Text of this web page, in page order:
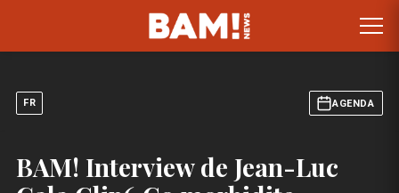
FR AGENDA
BAM! Interview de Jean-Luc